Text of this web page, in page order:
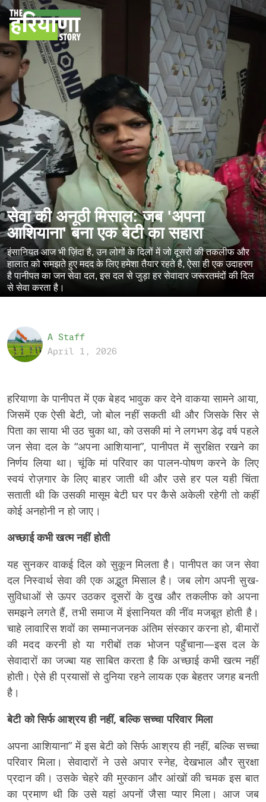
सेवा की अनूठी मिसाल: जब 'अपना
आशियाना' बना एक बेटी का सहारा
इंसानियत आज भी ज़िंदा है, उन लोगों के दिलों में जो दूसरों की तकलीफ और
हालात को समझते हुए मदद के लिए हमेशा तैयार रहते है, ऐसा ही एक उदाहरण
है पानीपत का जन सेवा दल, इस दल से जुड़ा हर सेवादार जरूरतमंदों की दिल
से सेवा करता है।
A Staff
April 1, 2026
हरियाणा के पानीपत में एक बेहद भावुक कर देने वाकया सामने आया,
जिसमें एक ऐसी बेटी, जो बोल नहीं सकती थी और जिसके सिर से
पिता का साया भी उठ चुका था, को उसकी मां ने लगभग डेढ़ वर्ष पहले
जन सेवा दल के “अपना आशियाना”, पानीपत में सुरक्षित रखने का
निर्णय लिया था। चूंकि मां परिवार का पालन-पोषण करने के लिए
स्वयं रोज़गार के लिए बाहर जाती थी और उसे हर पल यही चिंता
सताती थी कि उसकी मासूम बेटी घर पर कैसे अकेली रहेगी तो कहीं
कोई अनहोनी न हो जाए।
अच्छाई कभी खत्म नहीं होती
यह सुनकर वाकई दिल को सुकून मिलता है। पानीपत का जन सेवा
दल निस्वार्थ सेवा की एक अद्भुत मिसाल है। जब लोग अपनी सुख-
सुविधाओं से ऊपर उठकर दूसरों के दुख और तकलीफ को अपना
समझने लगते हैं, तभी समाज में इंसानियत की नींव मजबूत होती है।
चाहे लावारिस शवों का सम्मानजनक अंतिम संस्कार करना हो, बीमारों
की मदद करनी हो या गरीबों तक भोजन पहुँचाना—इस दल के
सेवादारों का जज्बा यह साबित करता है कि अच्छाई कभी खत्म नहीं
होती। ऐसे ही प्रयासों से दुनिया रहने लायक एक बेहतर जगह बनती
है।
बेटी को सिर्फ आश्रय ही नहीं, बल्कि सच्चा परिवार मिला
अपना आशियाना” में इस बेटी को सिर्फ आश्रय ही नहीं, बल्कि सच्चा
परिवार मिला। सेवादारों ने उसे अपार स्नेह, देखभाल और सुरक्षा
प्रदान की। उसके चेहरे की मुस्कान और आंखों की चमक इस बात
का प्रमाण थी कि उसे यहां अपनों जैसा प्यार मिला। आज जब